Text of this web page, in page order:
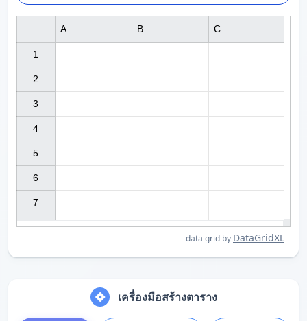
1
2
3
4
5
6
7
A B C
data grid by DataGridXL
เครื่องมือสร้างตาราง